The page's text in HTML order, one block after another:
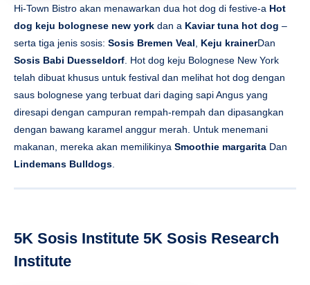
Hi-Town Bistro akan menawarkan dua hot dog di festive-a Hot
dog keju bolognese new york dan a Kaviar tuna hot dog –
serta tiga jenis sosis: Sosis Bremen Veal Keju krainerDan
Sosis Babi Duesseldorf . Hot dog keju Bolognese New York
telah dibuat khusus untuk festival dan melihat hot dog dengan
saus bolognese yang terbuat dari daging sapi Angus yang
diresapi dengan campuran rempah-rempah dan dipasangkan
dengan bawang karamel anggur merah. Untuk menemani
makanan, mereka akan memilikinya Smoothie margarita Dan
Lindemans Bulldogs
5K Sosis Institute 5K Sosis Research
Institute